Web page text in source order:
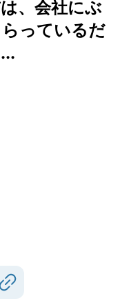
、会社にぶ
っているだ